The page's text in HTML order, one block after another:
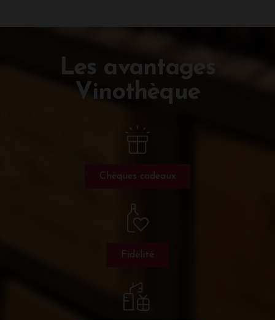
Les avantages
Vinothèque
Chèques cadeaux
Fidélité